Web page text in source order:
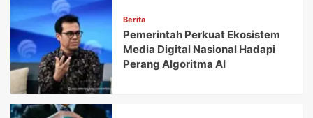
Berita
Pemerintah Perkuat Ekosistem
Media Digital Nasional Hadapi
Perang Algoritma AI